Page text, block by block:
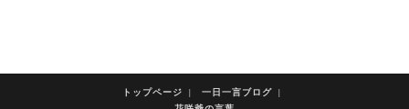
トップページ
一日一言ブログ